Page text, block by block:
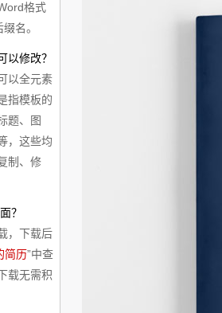
格式
名。
以修改？
以全元素
指模板的
题、图
，这些均
制、修
？
，下载后
简历”中查
载无需积